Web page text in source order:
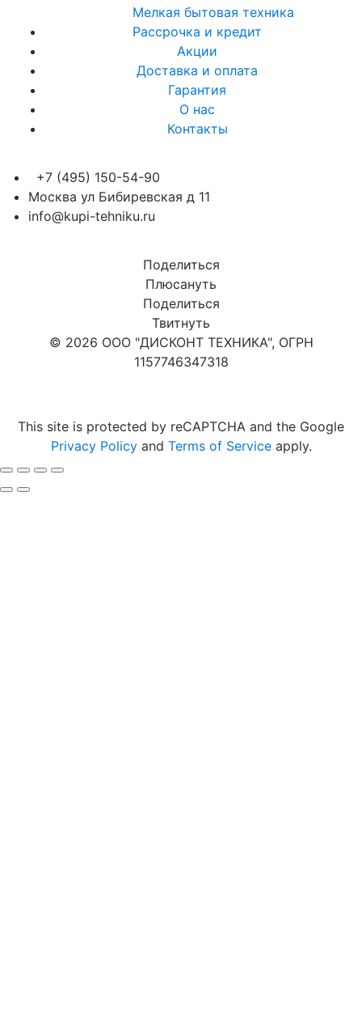
Мелкая бытовая техника
Рассрочка и кредит
Акции
Доставка и оплата
Гарантия
О нас
Контакты
+7 (495) 150-54-90
Москва ул Бибиревская д 11
info@kupi-tehniku.ru
Поделиться
Плюсануть
Поделиться
Твитнуть
© 2026 ООО "ДИСКОНТ ТЕХНИКА", ОГРН
1157746347318
This site is protected by reCAPTCHA and the Google
Privacy Policyand Terms of Serviceapply.